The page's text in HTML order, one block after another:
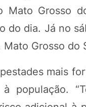
Mato Grosso
do dia. Já no
Grosso do
mais
população.